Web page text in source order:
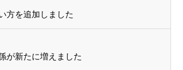
方を追加しました
新たに増えました